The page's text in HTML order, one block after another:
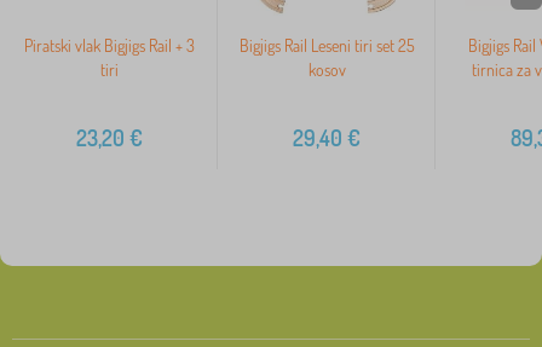
Piratski vlak Bigjigs Rail + 3
tiri
23,20 €
Bigjigs Rail Leseni tiri set 25
kosov
29,40 €
Bigjigs Rail
tirnica za